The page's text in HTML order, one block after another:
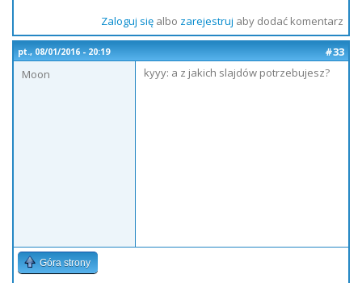
Zaloguj sięalbo zarejestruj aby dodać komentarz
pt., 08/01/2016 - 20:19
#33
Moon
kyyy: a z jakich slajdów potrzebujesz?
Góra strony